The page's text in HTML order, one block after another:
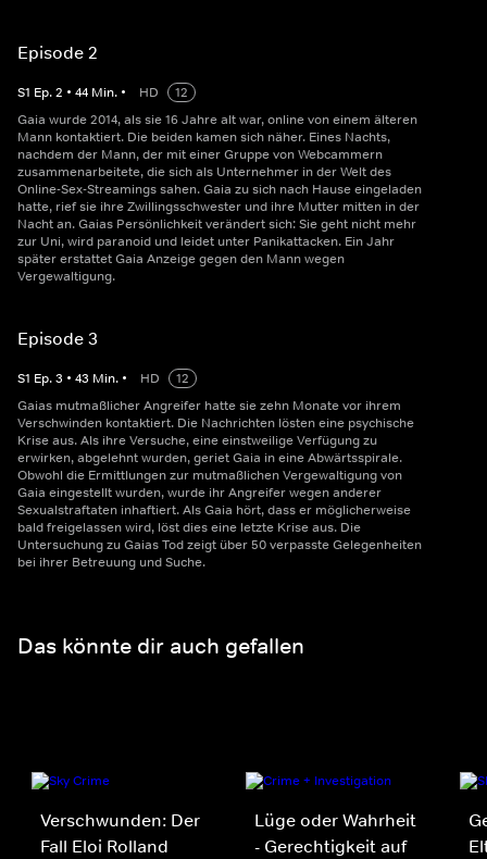
Episode 2
S1 Ep.2 • 44 Min. • HD
12
Gaia wurde 2014, als sie 16 Jahre alt war, online von einem älteren
Mann kontaktiert. Die beiden kamen sich näher. Eines Nachts,
nachdem der Mann, der mit einer Gruppe von Webcammern
zusammenarbeitete, die sich als Unternehmer in der Welt des
Online-Sex-Streamings sahen. Gaia zu sich nach Hause eingeladen
hatte, rief sie ihre Zwillingsschwester und ihre Mutter mitten in der
Nacht an. Gaias Persönlichkeit verändert sich: Sie geht nicht mehr
zur Uni, wird paranoid und leidet unter Panikattacken. Ein Jahr
später erstattet Gaia Anzeige gegen den Mann wegen
Vergewaltigung.
Episode 3
S1 Ep.3 • 43 Min. • HD
12
Gaias mutmaßlicher Angreifer hatte sie zehn Monate vor ihrem
Verschwinden kontaktiert. Die Nachrichten lösten eine psychische
Krise aus. Als ihre Versuche, eine einstweilige Verfügung zu
erwirken, abgelehnt wurden, geriet Gaia in eine Abwärtsspirale.
Obwohl die Ermittlungen zur mutmaßlichen Vergewaltigung von
Gaia eingestellt wurden, wurde ihr Angreifer wegen anderer
Sexualstraftaten inhaftiert. Als Gaia hört, dass er möglicherweise
bald freigelassen wird, löst dies eine letzte Krise aus. Die
Untersuchung zu Gaias Tod zeigt über 50 verpasste Gelegenheiten
bei ihrer Betreuung und Suche.
Das könnte dir auch gefallen
Verschwunden: Der
Fall Eloi Rolland
Lüge oder Wahrheit
- Gerechtigkeit auf